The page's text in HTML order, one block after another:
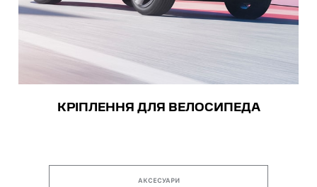
КРІПЛЕННЯ ДЛЯ ВЕЛОСИПЕДА
АКСЕСУАРИ